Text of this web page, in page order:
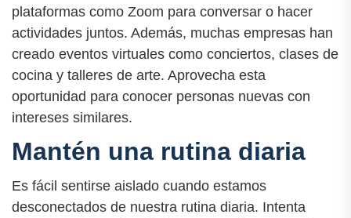
plataformas como Zoom para conversar o hacer
actividades juntos. Además, muchas empresas han
creado eventos virtuales como conciertos, clases de
cocina y talleres de arte. Aprovecha esta
oportunidad para conocer personas nuevas con
intereses similares.
Mantén una rutina diaria
Es fácil sentirse aislado cuando estamos
desconectados de nuestra rutina diaria. Intenta